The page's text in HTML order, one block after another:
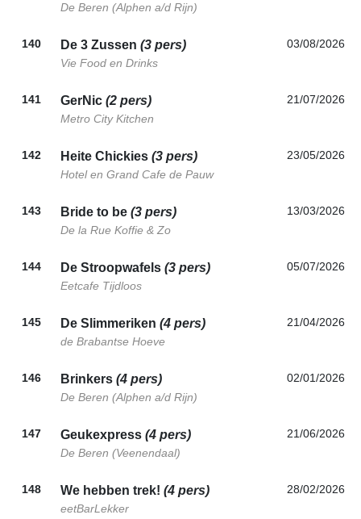
De Beren (Alphen a/d Rijn)
140 De 3 Zussen (3 pers)
Vie Food en Drinks
03/08/2026
141 GerNic (2 pers)
Metro City Kitchen
21/07/2026
142 Heite Chickies (3 pers)
Hotel en Grand Cafe de Pauw
23/05/2026
143 Bride to be (3 pers)
De la Rue Koffie & Zo
13/03/2026
144 De Stroopwafels (3 pers)
Eetcafe Tijdloos
05/07/2026
145 De Slimmeriken (4 pers)
de Brabantse Hoeve
21/04/2026
146 Brinkers (4 pers)
De Beren (Alphen a/d Rijn)
02/01/2026
147 Geukexpress (4 pers)
De Beren (Veenendaal)
21/06/2026
148 We hebben trek! (4 pers)
eetBarLekker
28/02/2026